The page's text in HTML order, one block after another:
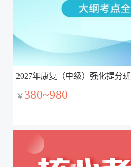
2027年康复（中级）强化提分班
￥ 380~980